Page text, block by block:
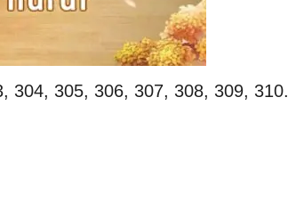
304, 305, 306, 307, 308, 309, 310.